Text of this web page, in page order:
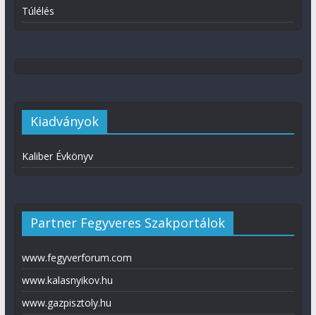
Túlélés
Kiadványok
Kaliber Évkönyv
Partner Fegyveres Szakportálok
www.fegyverforum.com
www.kalasnyikov.hu
www.gazpisztoly.hu